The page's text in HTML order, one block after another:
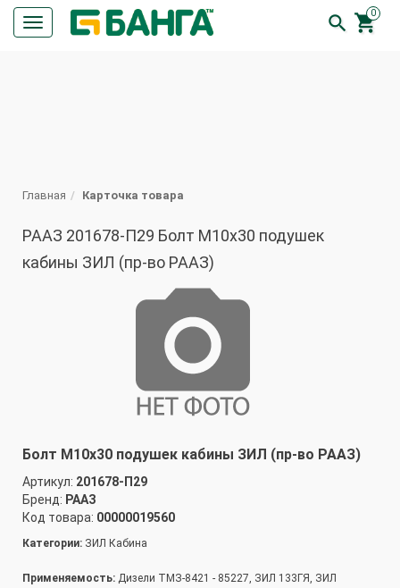
Кнопка
меню
0


Главная Карточка товара
РААЗ 201678-П29 Болт М10х30 подушек
кабины ЗИЛ (пр-во РААЗ)
Болт М10х30 подушек кабины ЗИЛ (пр-во РААЗ)
Артикул: 201678-П29
Бренд: РААЗ
Код товара: 00000019560
Категории: ЗИЛ Кабина
Применяемость: Дизели ТМЗ-8421 - 85227, ЗИЛ 133ГЯ, ЗИЛ